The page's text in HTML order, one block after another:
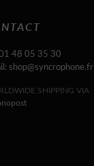
48 05 35 30
shop@syncrophone.fr
SHIPPING VIA